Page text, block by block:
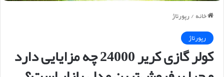
خانه/رپورتاژ
رپورتاژ
کولر گازی کریر 24000 چه مزایایی دارد